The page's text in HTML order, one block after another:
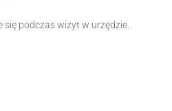
podczas wizyt w urzędzie.